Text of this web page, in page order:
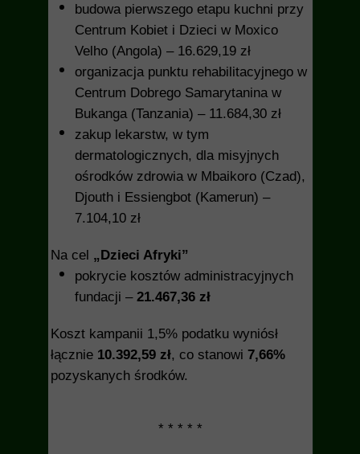
budowa pierwszego etapu kuchni przy
Centrum Kobiet i Dzieci w Moxico
Velho (Angola) – 16.629,19 zł
organizacja punktu rehabilitacyjnego w
Centrum Dobrego Samarytanina w
Bukanga (Tanzania) – 11.684,30 zł
zakup lekarstw, w tym
dermatologicznych, dla misyjnych
ośrodków zdrowia w Mbaikoro (Czad),
Djouth i Essiengbot (Kamerun) –
7.104,10 zł
Na cel „Dzieci Afryki”
pokrycie kosztów administracyjnych
fundacji – 21.467,36 zł
Koszt kampanii 1,5% podatku wyniósł
łącznie 10.392,59 zł, co stanowi 7,66%
pozyskanych środków.
* * * * *